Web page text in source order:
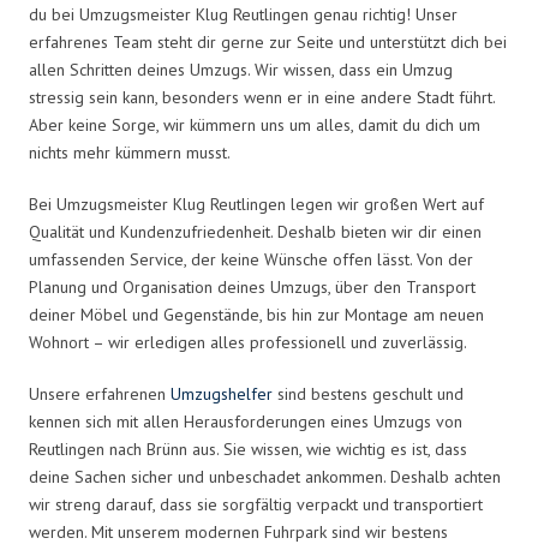
du bei Umzugsmeister Klug Reutlingen genau richtig! Unser
erfahrenes Team steht dir gerne zur Seite und unterstützt dich bei
allen Schritten deines Umzugs. Wir wissen, dass ein Umzug
stressig sein kann, besonders wenn er in eine andere Stadt führt.
Aber keine Sorge, wir kümmern uns um alles, damit du dich um
nichts mehr kümmern musst.
Bei Umzugsmeister Klug Reutlingen legen wir großen Wert auf
Qualität und Kundenzufriedenheit. Deshalb bieten wir dir einen
umfassenden Service, der keine Wünsche offen lässt. Von der
Planung und Organisation deines Umzugs, über den Transport
deiner Möbel und Gegenstände, bis hin zur Montage am neuen
Wohnort – wir erledigen alles professionell und zuverlässig.
Unsere erfahrenen Umzugshelfer sind bestens geschult und
kennen sich mit allen Herausforderungen eines Umzugs von
Reutlingen nach Brünn aus. Sie wissen, wie wichtig es ist, dass
deine Sachen sicher und unbeschadet ankommen. Deshalb achten
wir streng darauf, dass sie sorgfältig verpackt und transportiert
werden. Mit unserem modernen Fuhrpark sind wir bestens